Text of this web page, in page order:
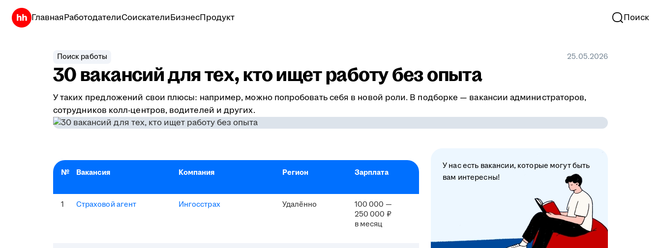
ГлавнаяРаботодателиСоискателиБизнесПродукт Поиск
Поиск работы 25.05.2026
30 вакансий для тех, кто ищет работу без опыта
У таких предложений свои плюсы: например, можно попробовать себя в новой роли. В подборке — вакансии администраторов,
сотрудников колл-центров, водителей и других.
№ Вакансия Компания Регион Зарплата
1 Страховой агент Ингосстрах Удалённо
100 000 —
250 000 ₽
в месяц
У нас есть вакансии, которые могут быть
вам интересны!